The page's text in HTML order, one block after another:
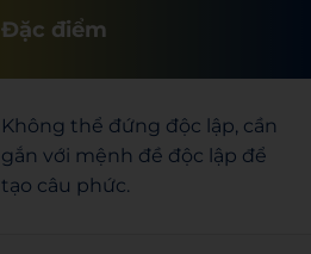
Đặc điểm
Không thể đứng độc lập, cần
gắn với mệnh đề độc lập để
tạo câu phức.